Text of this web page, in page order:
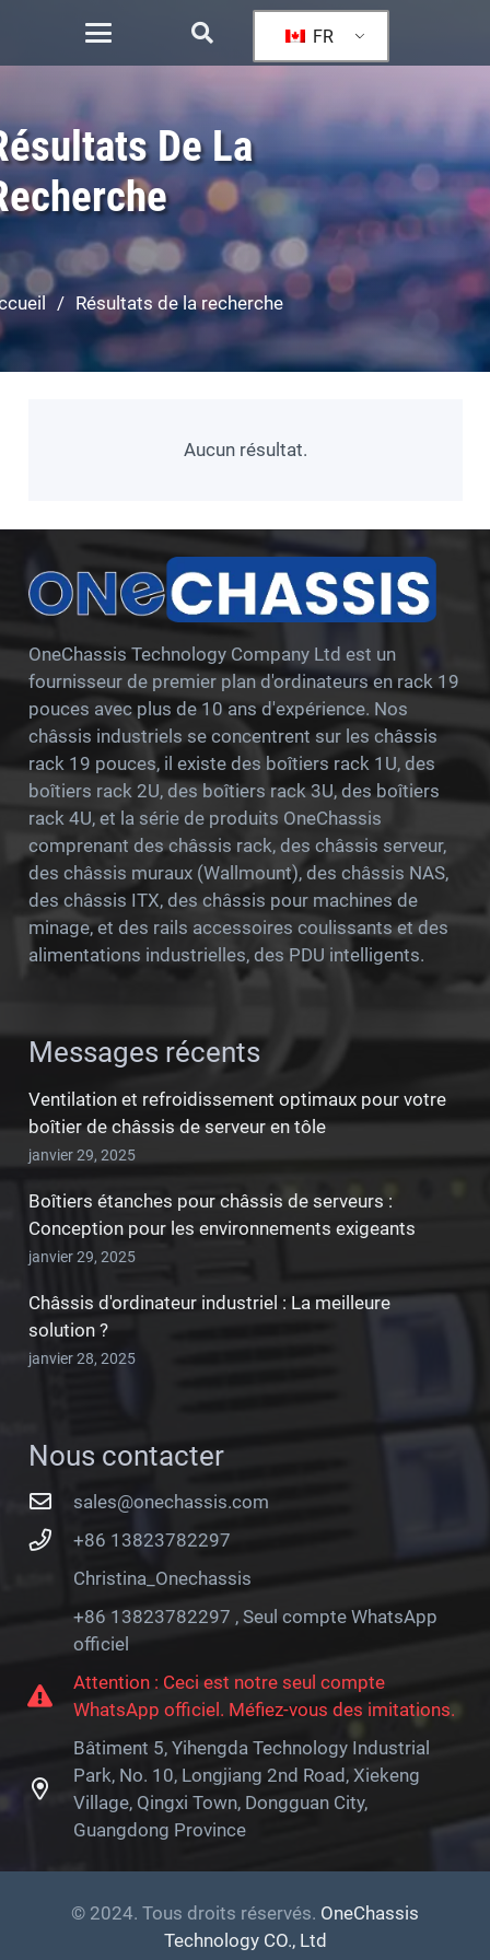
FR
De La
/ Résultats de la recherche
Aucun résultat.
OneChassis Technology Company Ltd est un
fournisseur de premier plan d'ordinateurs en rack 19
pouces avec plus de 10 ans d'expérience. Nos
châssis industriels se concentrent sur les châssis
rack 19 pouces, il existe des boîtiers rack 1U, des
boîtiers rack 2U, des boîtiers rack 3U, des boîtiers
rack 4U, et la série de produits OneChassis
comprenant des châssis rack, des châssis serveur,
des châssis muraux (Wallmount), des châssis NAS,
des châssis ITX, des châssis pour machines de
minage, et des rails accessoires coulissants et des
alimentations industrielles, des PDU intelligents.
Messages récents
Ventilation et refroidissement optimaux pour votre
boîtier de châssis de serveur en tôle
janvier 29, 2025
Boîtiers étanches pour châssis de serveurs :
Conception pour les environnements exigeants
janvier 29, 2025
Châssis d'ordinateur industriel : La meilleure
solution ?
janvier 28, 2025
Nous contacter
sales@onechassis.com
+86 13823782297
Christina_Onechassis
+86 13823782297 , Seul compte WhatsApp
officiel
Attention : Ceci est notre seul compte
WhatsApp officiel. Méfiez-vous des imitations.
Bâtiment 5, Yihengda Technology Industrial
Park, No. 10, Longjiang 2nd Road, Xiekeng
Village, Qingxi Town, Dongguan City,
Guangdong Province
© 2024. Tous droits réservés. OneChassis
Technology CO., Ltd